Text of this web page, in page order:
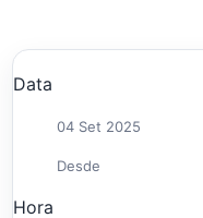
Data
04 Set 2025
Desde
Hora